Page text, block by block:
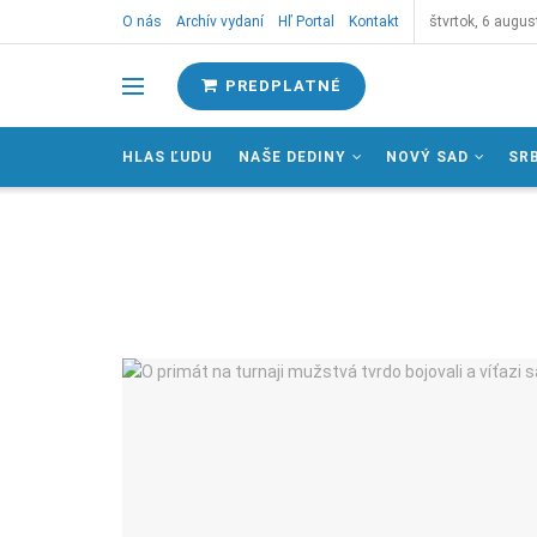
O nás Archív vydaní Hľ Portal Kontakt štvrtok, 6
PREDPLATNÉ
HLAS ĽUDU NAŠE DEDINY NOVÝ SAD